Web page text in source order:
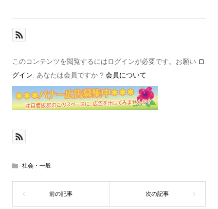
このコンテンツを閲覧するにはログインが必要です。お願い ロ
グイン . あなたは会員ですか ? 会員について
社会・一般